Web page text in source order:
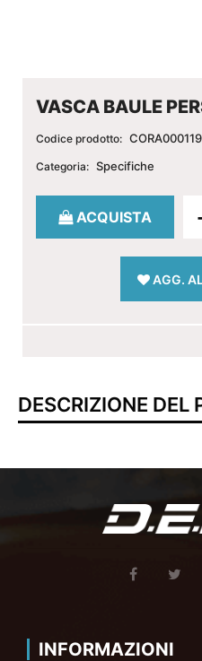
VASCA BAULE
Codice prodotto:
Categoria: Specifiche
Quantità
ACQUISTA
AGG.
DESCRIZIONE DEL
INFORMAZIONI